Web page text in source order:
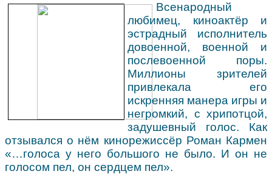
Всенародный
любимец, киноактёр и
эстрадный исполнитель
довоенной, военной и
послевоенной поры.
Миллионы зрителей
привлекала его
искренняя манера игры и
негромкий, с хрипотцой,
задушевный голос. Как
отзывался о нём кинорежиссёр Роман Кармен
«…голоса у него большого не было. И он не
голосом пел, он сердцем пел».